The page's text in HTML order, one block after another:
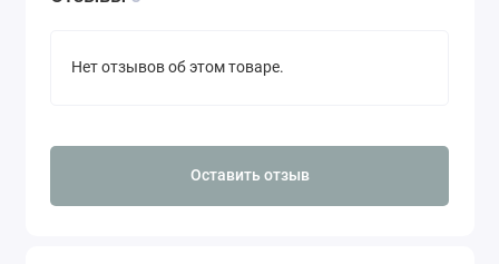
Нет отзывов об этом товаре.
Оставить отзыв